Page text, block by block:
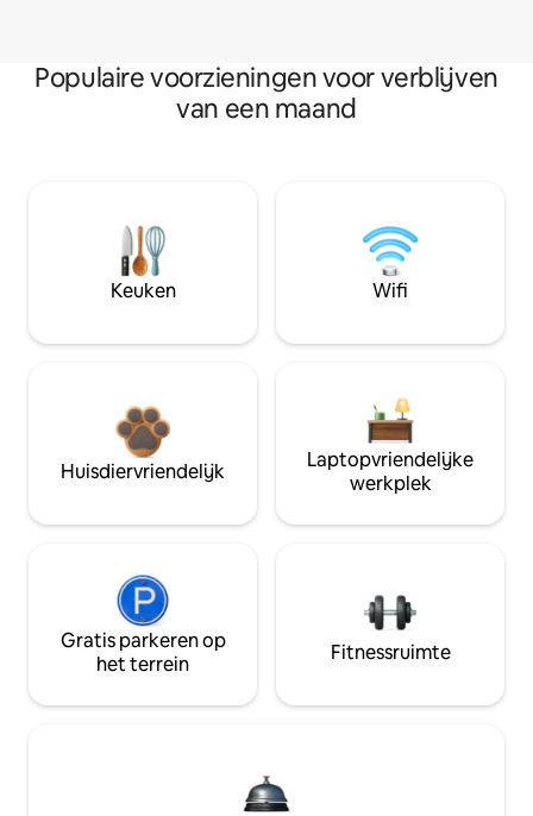
Populaire voorzieningen voor verblijven
van een maand
Keuken Wifi
Huisdiervriendelijk
Laptopvriendelijke
werkplek
Gratis parkeren op
het terrein
Fitnessruimte